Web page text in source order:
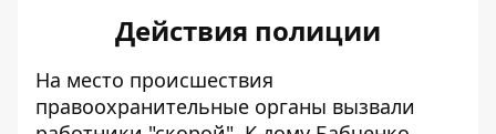
Действия полиции
На место происшествия
правоохранительные органы вызвали